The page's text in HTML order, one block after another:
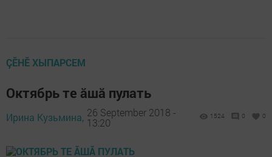
ÇӖНӖ ХЫПАРСЕМ
Октябрь те ăшă пулать
Ирина Кузьмина, 26 September 2018 -
13:20
1524 0 0